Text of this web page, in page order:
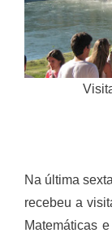
Na última
recebeu a
Matemáticas